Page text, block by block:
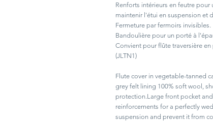
Renforts intérieurs en feutre
maintenir l'étui en suspension et
Fermeture par fermoirs invisibles.
Bandoulière pour un porté à
Convient pour flûte traversière
(JLTN1)
Flute cover in vegetable-tanned
grey felt lining 100% soft wool,
protection.Large front pocket
reinforcements for a perfectly
suspension and prevent it from